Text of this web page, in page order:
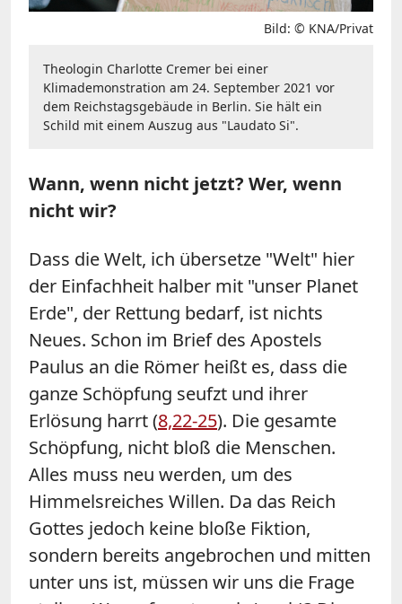
Bild: © KNA/Privat
Theologin Charlotte Cremer bei einer
Klimademonstration am 24. September 2021 vor
dem Reichstagsgebäude in Berlin. Sie hält ein
Schild mit einem Auszug aus "Laudato Si".
Wann, wenn nicht jetzt? Wer, wenn
nicht wir?
Dass die Welt, ich übersetze "Welt" hier
der Einfachheit halber mit "unser Planet
Erde", der Rettung bedarf, ist nichts
Neues. Schon im Brief des Apostels
Paulus an die Römer heißt es, dass die
ganze Schöpfung seufzt und ihrer
Erlösung harrt (8,22-25). Die gesamte
Schöpfung, nicht bloß die Menschen.
Alles muss neu werden, um des
Himmelsreiches Willen. Da das Reich
Gottes jedoch keine bloße Fiktion,
sondern bereits angebrochen und mitten
unter uns ist, müssen wir uns die Frage